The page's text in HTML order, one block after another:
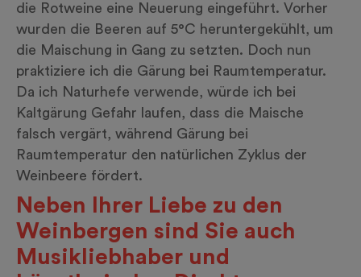
die Rotweine eine Neuerung eingeführt. Vorher
wurden die Beeren auf 5°C heruntergekühlt, um
die Maischung in Gang zu setzten. Doch nun
praktiziere ich die Gärung bei Raumtemperatur.
Da ich Naturhefe verwende, würde ich bei
Kaltgärung Gefahr laufen, dass die Maische
falsch vergärt, während Gärung bei
Raumtemperatur den natürlichen Zyklus der
Weinbeere fördert.
Neben Ihrer Liebe zu den
Weinbergen sind Sie auch
Musikliebhaber und